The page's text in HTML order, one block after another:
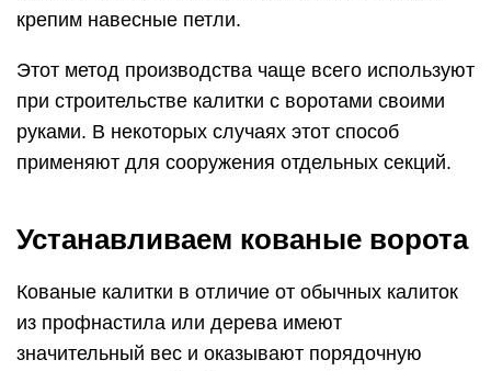
крепим навесные петли.
Этот метод производства чаще всего используют
при строительстве калитки с воротами своими
руками. В некоторых случаях этот способ
применяют для сооружения отдельных секций.
Устанавливаем кованые ворота
Кованые калитки в отличие от обычных калиток
из профнастила или дерева имеют
значительный вес и оказывают порядочную